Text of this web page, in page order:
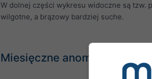
W dolnej części wykresu widoczne są tzw.
wilgotne, a brązowy bardziej suche.
Miesięczne anomalie